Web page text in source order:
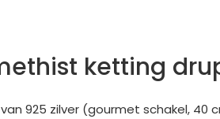
ketting
925 zilver (gourmet schakel,